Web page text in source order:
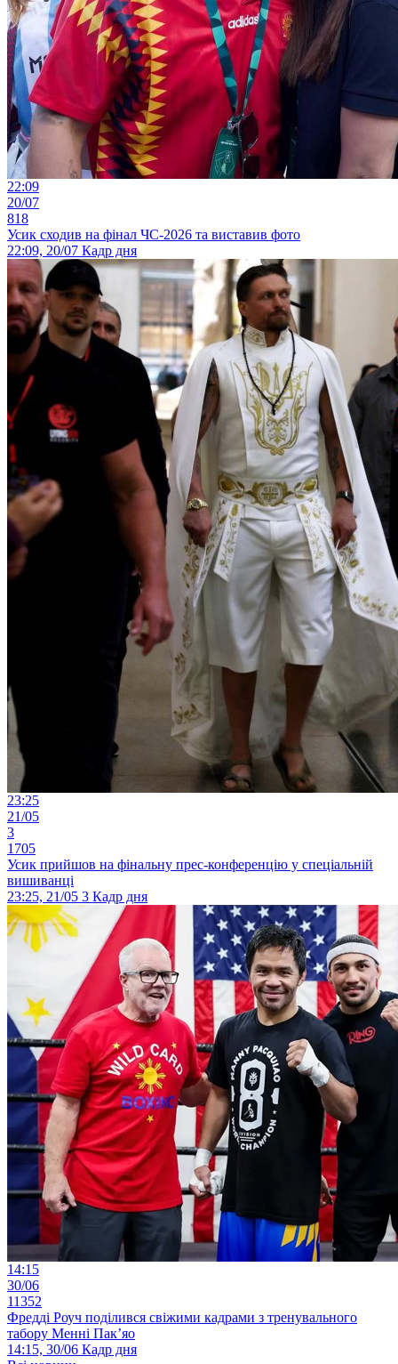
22:09
20/07
818
Усик сходив на фінал ЧС-2026 та виставив фото
22:09, 20/07 Кадр дня
23:25
21/05
3
1705
Усик прийшов на фінальну прес-конференцію у спеціальній
вишиванці
23:25, 21/05 3 Кадр дня
14:15
30/06
11352
Фредді Роуч поділився свіжими кадрами з тренувального
табору Менні Пак’яо
14:15, 30/06 Кадр дня